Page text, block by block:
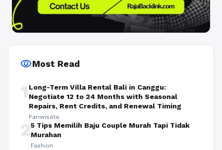
visibilityMost Read
1 Long-Term Villa Rental Bali in Canggu:
Negotiate 12 to 24 Months with Seasonal
Repairs, Rent Credits, and Renewal Timing
Pariwisata
25 Tips Memilih Baju Couple Murah Tapi Tidak
Murahan
Fashion